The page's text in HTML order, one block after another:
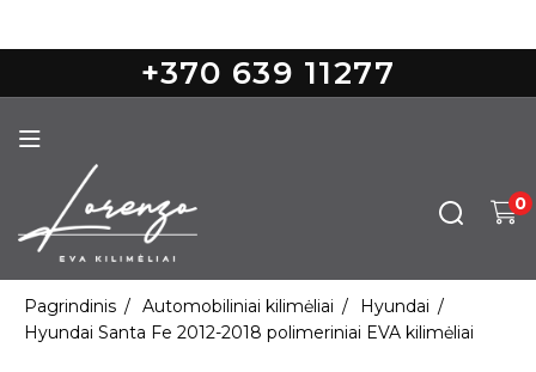
+370 639 11277
0
Pagrindinis Automobiliniai kilimėliai
Hyundai
Hyundai Santa Fe 2012-2018 polimeriniai EVA kilimėliai